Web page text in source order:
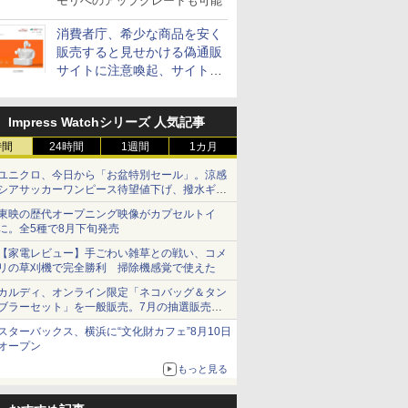
消費者庁、希少な商品を安く
販売すると見せかける偽通販
サイトに注意喚起、サイト名
Impress Watchシリーズ 人気記事
24時間 1週間 1カ月
ニクロ、今日から「お盆特別セール」。涼感
アサッカーワンピース待望値下げ、撥水ギア
ョーツは1990円に
映の歴代オープニング映像がカプセルトイ
。全5種で8月下旬発売
家電レビュー】手ごわい雑草との戦い、コメ
の草刈機で完全勝利 掃除機感覚で使えた
ルディ、オンライン限定「ネコバッグ＆タン
ラーセット」を一般販売。7月の抽選販売の
選無効分
ターバックス、横浜に“文化財カフェ”8月10日
ープン
もっと見る